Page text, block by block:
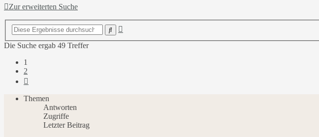
Zur erweiterten Suche
Suche
Die Suche ergab 49 Treffer
1
2
Themen
Antworten
Zugriffe
Letzter Beitrag